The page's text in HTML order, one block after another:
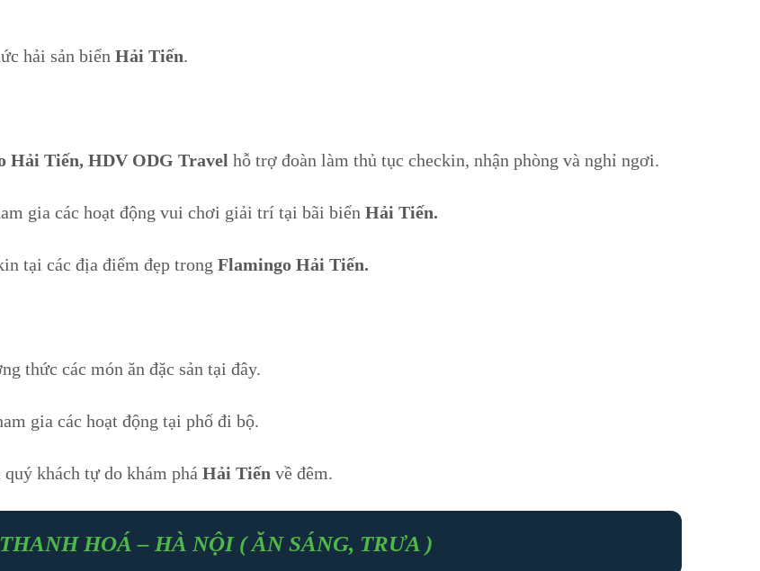
hải sản biển Hải Tiến.
Hải Tiến, HDV ODG Travel hỗ trợ đoàn làm thủ tục checkin, nhận phòng và nghỉ ngơi.
gia các hoạt động vui chơi giải trí tại bãi biển Hải Tiến.
tại các địa điểm đẹp trong Flamingo Hải Tiến.
thức các món ăn đặc sản tại đây.
gia các hoạt động tại phố đi bộ.
khách tự do khám phá Hải Tiến về đêm.
HOÁ – HÀ NỘI( ĂN SÁNG, TRƯA )